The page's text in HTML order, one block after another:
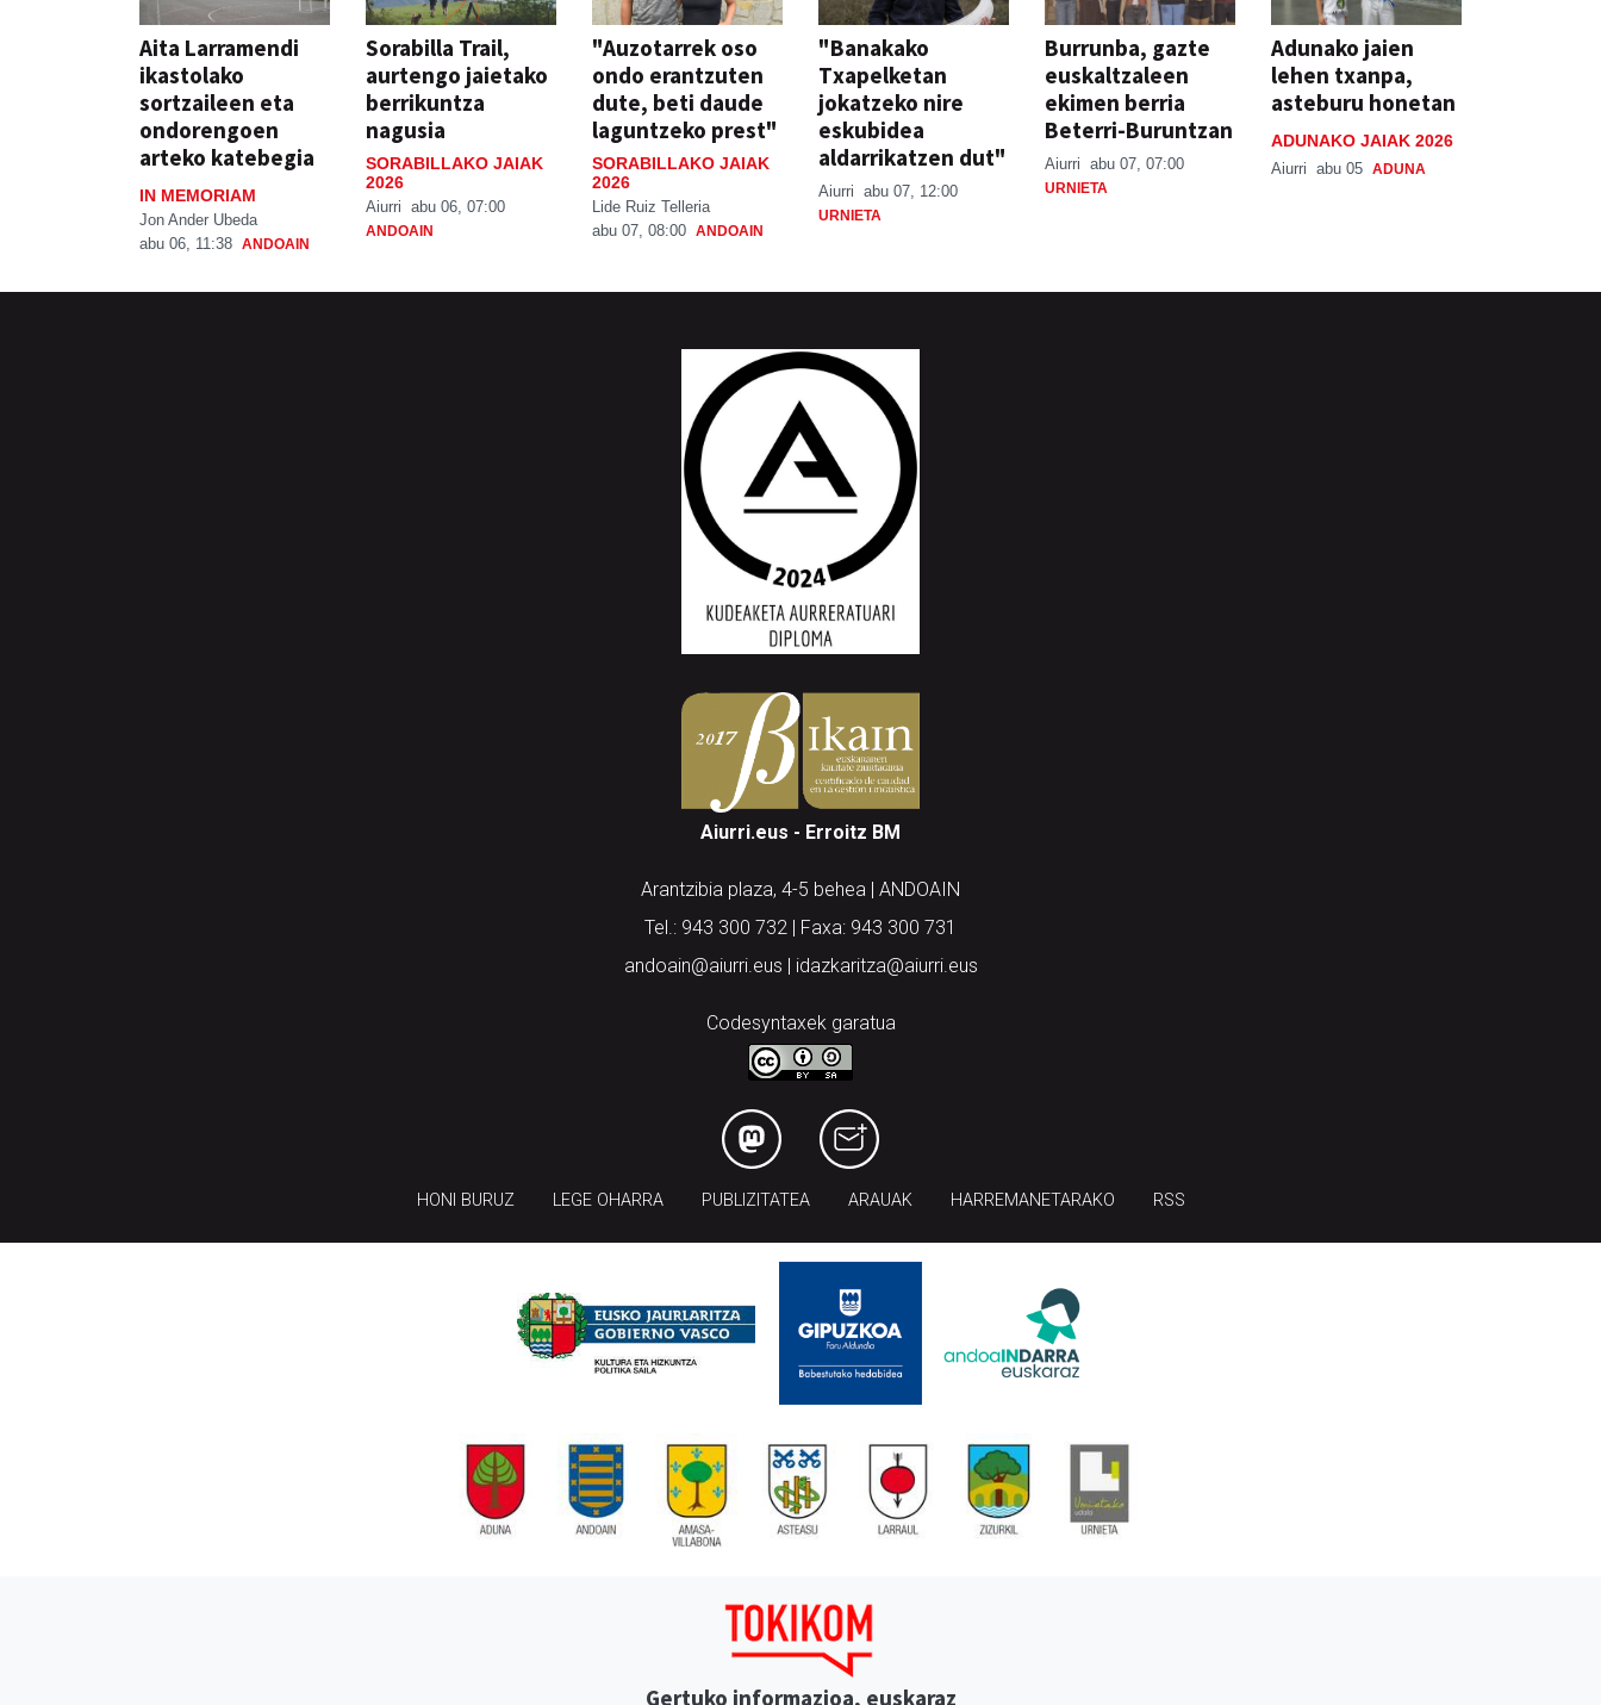
Aita Larramendi
ikastolako
sortzaileen eta
ondorengoen
arteko katebegia
IN MEMORIAM
Jon Ander Ubeda
abu 06, 11:38 ANDOAIN
Sorabilla Trail,
aurtengo jaietako
berrikuntza
nagusia
SORABILLAKO JAIAK
2026
Aiurri abu 06, 07:00
ANDOAIN
"Auzotarrek oso
ondo erantzuten
dute, beti daude
laguntzeko prest"
SORABILLAKO JAIAK
2026
Lide Ruiz Telleria
abu 07, 08:00 ANDOAIN
"Banakako
Txapelketan
jokatzeko nire
eskubidea
aldarrikatzen dut"
Aiurri abu 07, 12:00
URNIETA
Burrunba, gazte
euskaltzaleen
ekimen berria
Beterri-Buruntzan
Aiurri abu 07, 07:00
URNIETA
Adunako jaien
lehen txanpa,
asteburu honetan
ADUNAKO JAIAK 2026
Aiurri abu 05 ADUNA
Aiurri.eus - Erroitz BM
Arantzibia plaza, 4-5 behea | ANDOAIN
Tel.: 943 300 732 | Faxa: 943 300 731
andoain@aiurri.eus | idazkaritza@aiurri.eus
Codesyntaxek garatua
HONI BURUZ LEGE OHARRA PUBLIZITATEA ARAUAK HARREMANETARAKO RSS
Gertuko informazioa, euskaraz